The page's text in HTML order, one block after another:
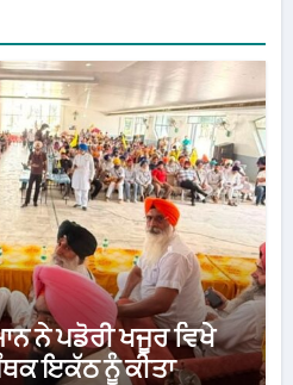
ਨੇ ਪਡੋਰੀ ਖਜੂਰ ਵਿਖੇ
ਇਕੱਠ ਨੂੰ ਕੀਤਾ